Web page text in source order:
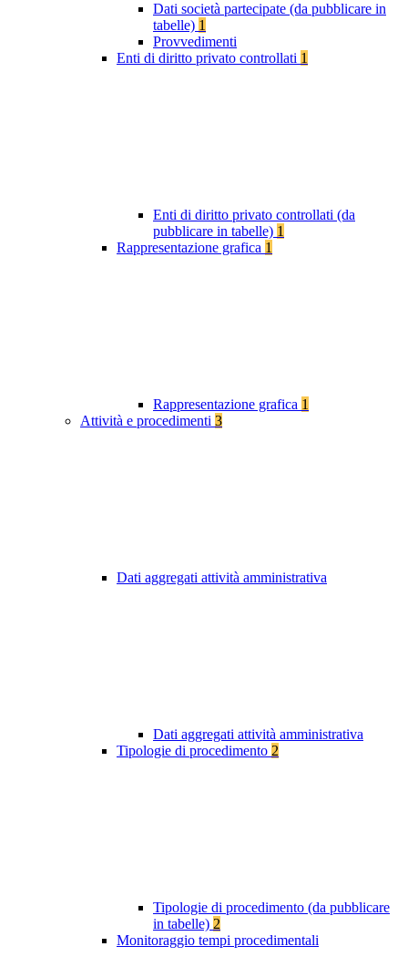
Dati società partecipate (da pubblicare in
tabelle) 1
Provvedimenti
Enti di diritto privato controllati 1
Enti di diritto privato controllati (da
pubblicare in tabelle) 1
Rappresentazione grafica 1
Rappresentazione grafica 1
Attività e procedimenti 3
Dati aggregati attività amministrativa
Dati aggregati attività amministrativa
Tipologie di procedimento 2
Tipologie di procedimento (da pubblicare
in tabelle) 2
Monitoraggio tempi procedimentali